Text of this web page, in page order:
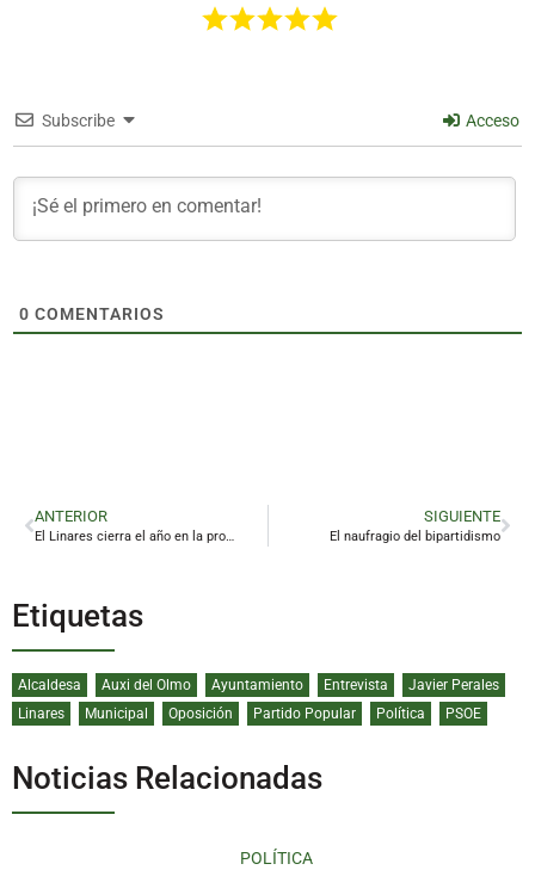
Subscribe Acceso
0 COMENTARIOS
ANTERIOR
El Linares cierra el año en la promoción de descenso
SIGUIENTE
El naufragio del bipartidismo
Etiquetas
Alcaldesa Auxi del Olmo Ayuntamiento Entrevista
Javier Perales
Linares
Municipal Oposición Partido Popular Política PSOE
Noticias Relacionadas
POLÍTICA